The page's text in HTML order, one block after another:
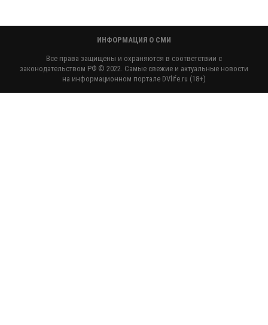
ИНФОРМАЦИЯ О СМИ
Все права защищены и охраняются в соответствии с
законодательством РФ © 2022. Самые свежие и актуальные новости
на информационном портале DVlife.ru (18+)